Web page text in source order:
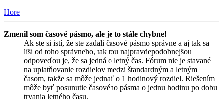
Hore
Zmenil som časové pásmo, ale je to stále chybne!
Ak ste si istí, že ste zadali časové pásmo správne a aj tak sa
líši od toho správneho, tak tou najpravdepodobnejšou
odpoveďou je, že sa jedná o letný čas. Fórum nie je stavané
na uplatňovanie rozdielov medzi štandardným a letným
časom, takže sa môže jednať o 1 hodinový rozdiel. Riešením
môže byť posunutie časového pásma o jednu hodinu po dobu
trvania letného času.